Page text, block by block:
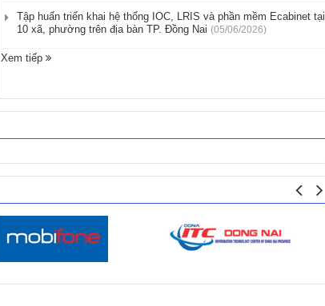
Tập huấn triển khai hệ thống IOC, LRIS và phần mềm Ecabinet tại
10 xã, phường trên địa bàn TP. Đồng Nai (05/06/2026)
Xem tiếp